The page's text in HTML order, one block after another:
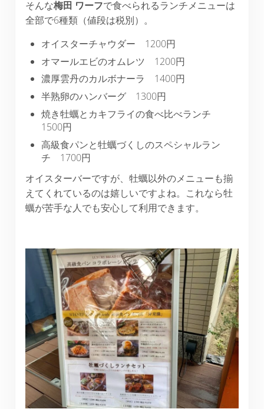
そんな梅田 ワーフで食べられるランチメニューは
全部で6種類（値段は税別）。
オイスターチャウダー 1200円
オマールエビのオムレツ 1200円
濃厚雲丹のカルボナーラ 1400円
半熟卵のハンバーグ 1300円
焼き牡蠣とカキフライの食べ比べランチ
1500円
高級食パンと牡蠣づくしのスペシャルラン
チ 1700円
オイスターバーですが、牡蠣以外のメニューも揃
えてくれているのは嬉しいですよね。これなら牡
蠣が苦手な人でも安心して利用できます。